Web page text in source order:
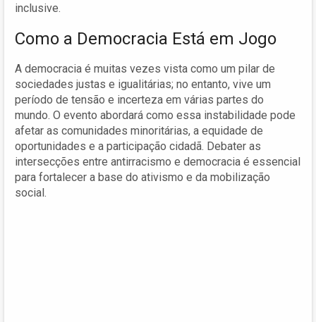
inclusive.
Como a Democracia Está em Jogo
A democracia é muitas vezes vista como um pilar de
sociedades justas e igualitárias; no entanto, vive um
período de tensão e incerteza em várias partes do
mundo. O evento abordará como essa instabilidade pode
afetar as comunidades minoritárias, a equidade de
oportunidades e a participação cidadã. Debater as
intersecções entre antirracismo e democracia é essencial
para fortalecer a base do ativismo e da mobilização
social.